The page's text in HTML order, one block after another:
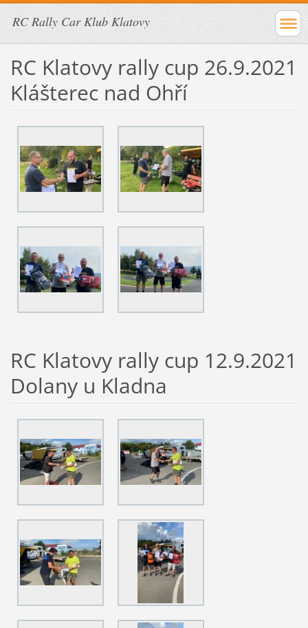
RC Rally Car Klub Klatovy
RC Klatovy rally cup 26.9.2021
Klášterec nad Ohří
RC Klatovy rally cup 12.9.2021
Dolany u Kladna